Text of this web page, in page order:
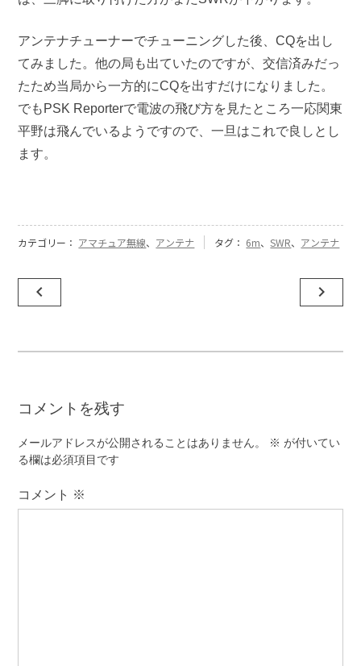
アンテナチューナーでチューニングした後、CQを出し
てみました。他の局も出ていたのですが、交信済みだっ
たため当局から一方的にCQを出すだけになりました。
でもPSK Reporterで電波の飛び方を見たところ一応関東
平野は飛んでいるようですので、一旦はこれで良しとし
ます。
カテゴリー： アマチュア無線、 アンテナ タグ： 6m、SWR、 アンテナ
稿
ー
シ
ョ
navigate_before navigate_next
コメントを残す
メールアドレスが公開されることはありません。 ※ が付いてい
る欄は必須項目です
コメント ※